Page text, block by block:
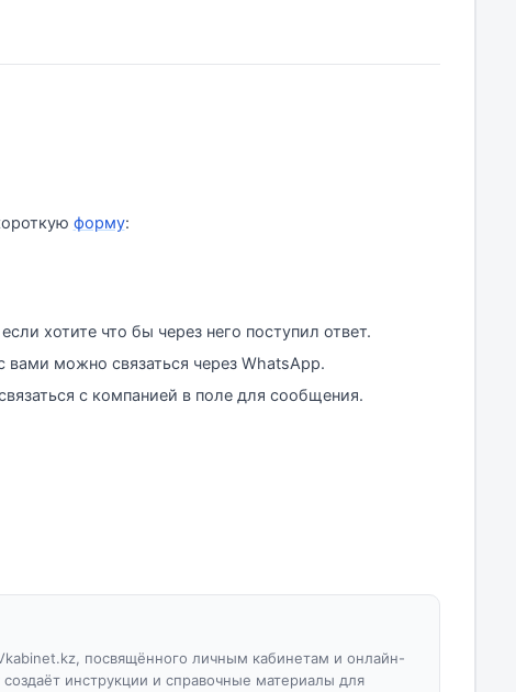
форму:
хотите что бы через него поступил ответ.
вами можно связаться через WhatsApp.
с компанией в поле для сообщения.
посвящённого личным кабинетам и онлайн-
инструкции и справочные материалы для